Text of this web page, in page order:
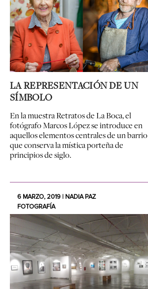
LA REPRESENTACIÓN DE UN
SÍMBOLO
En la muestra Retratos de La Boca, el
fotógrafo Marcos López se introduce en
aquellos elementos centrales de un barrio
que conserva la mística porteña de
principios de siglo.
6 MARZO, 2019 | NADIA PAZ
FOTOGRAFÍA